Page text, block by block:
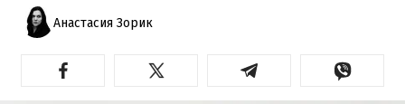
Анастасия Зорик